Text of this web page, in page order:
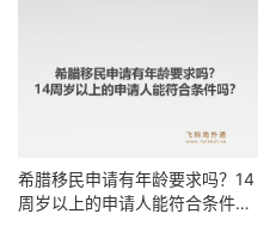
希腊移民申请有年龄要求吗？14
周岁以上的申请人能符合条件